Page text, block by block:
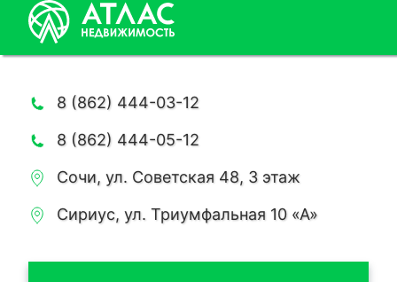
8 (862) 444-03-12
8 (862) 444-05-12
Сочи, ул. Советская 48, 3 этаж
Сириус, ул. Триумфальная 10 «А»